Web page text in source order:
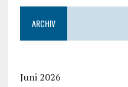
ARCHIV
Juni 2026